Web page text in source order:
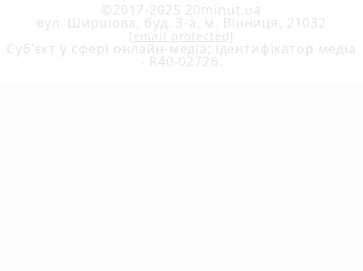
©2017-2025 20minut.ua
вул. Ширшова, буд. 3-а, м. Вінниця, 21032
[email protected]
Cуб'єкт у сфері онлайн-медіа; ідентифікатор медіа
- R40-02726.